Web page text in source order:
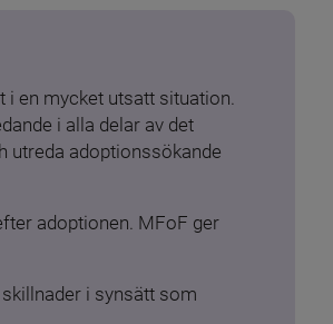
i en mycket utsatt situation.
i alla delar av det
utreda adoptionssökande
adoptionen. MFoF ger
i synsätt som